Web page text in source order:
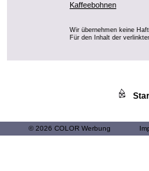
Kaffeebohnen
Wir übernehmen keine
Für den Inhalt der
© 2026 COLOR Werbung